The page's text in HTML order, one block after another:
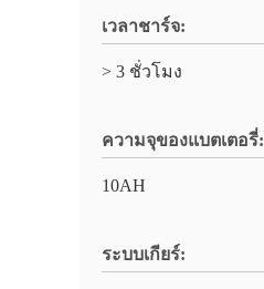
เวลาชาร์จ:
> 3 ชั่วโมง
ความจุของแบตเตอรี่:
10AH
ระบบเกียร์: